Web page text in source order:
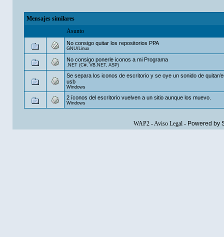
Mensajes similares
Asunto
No consigo quitar los repositorios PPA
GNU/Linux
No consigo ponerle iconos a mi Programa
.NET (C#, VB.NET, ASP)
Se separa los iconos de escritorio y se oye un sonido de quitar/
usb
Windows
2 íconos del escritorio vuelven a un sitio aunque los muevo.
Windows
WAP2-Aviso Legal- Powered by